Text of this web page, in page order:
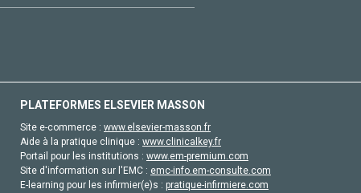
PLATEFORMES ELSEVIER MASSON
Site e-commerce : www.elsevier-masson.fr
Aide à la pratique clinique : www.clinicalkey.fr
Portail pour les institutions : www.em-premium.com
Site d'information sur l'EMC : emc-info.em-consulte.com
E-learning pour les infirmier(e)s : pratique-infirmiere.com